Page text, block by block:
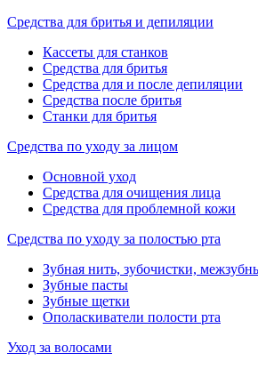
Средства для бритья и депиляции
Кассеты для станков
Средства для бритья
Средства для и после депиляции
Средства после бритья
Станки для бритья
Средства по уходу за лицом
Основной уход
Средства для очищения лица
Средства для проблемной кожи
Средства по уходу за полостью рта
Зубная нить, зубочистки,
Зубные пасты
Зубные щетки
Ополаскиватели полости рта
Уход за волосами